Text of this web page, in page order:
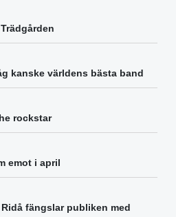
kanske världens bästa band
rockstar
emot i april
Ridå fängslar publiken med